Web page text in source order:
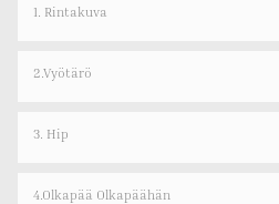
1. Rintakuva
2.Vyötärö
3. Hip
4.olkapää Olkapäähän